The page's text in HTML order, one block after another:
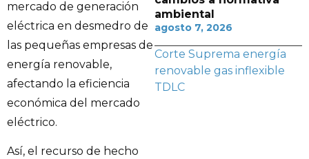
mercado de generación
eléctrica en desmedro de
las pequeñas empresas de
energía renovable,
afectando la eficiencia
económica del mercado
eléctrico.
Así, el recurso de hecho
ambiental
agosto 7, 2026
Corte Suprema energía
renovable gas inflexible
TDLC